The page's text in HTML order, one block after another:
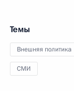
Темы
Внешняя политика
СМИ